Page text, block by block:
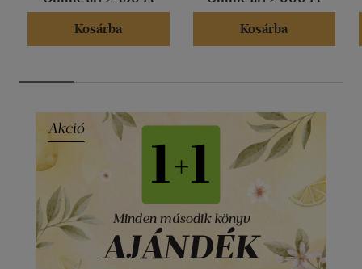
Kosárba
Kosárba